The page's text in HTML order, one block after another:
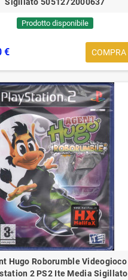
Prodotto disponibile
€ COMPRA
Hugo Roborumble Videogioco
2 PS2 Ite Media Sigillato